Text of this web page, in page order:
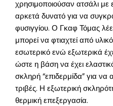
χρησιμοποιούσαν ατσάλι με
αρκετά δυνατό για να
φυσιγγίου. Ο Γκαφ Τόμας
μπορεί να φτιαχτεί από
εσωτερικό ενώ εξωτερικά
ώστε η βάση να έχει
σκληρή “επιδερμίδα” για να
τριβές. Η εξωτερική
θερμική επεξεργασία.